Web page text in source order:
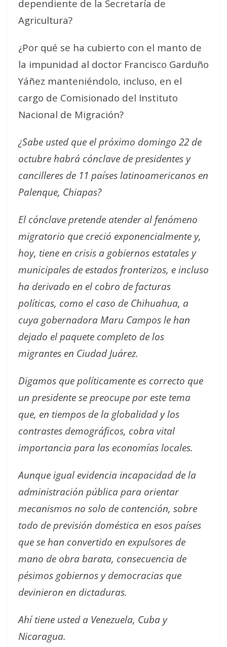
dependiente de la Secretaría de
Agricultura?
¿Por qué se ha cubierto con el manto de
la impunidad al doctor Francisco Garduño
Yáñez manteniéndolo, incluso, en el
cargo de Comisionado del Instituto
Nacional de Migración?
¿Sabe usted que el próximo domingo 22 de
octubre habrá cónclave de presidentes y
cancilleres de 11 países latinoamericanos en
Palenque, Chiapas?
El cónclave pretende atender al fenómeno
migratorio que creció exponencialmente y,
hoy, tiene en crisis a gobiernos estatales y
municipales de estados fronterizos, e incluso
ha derivado en el cobro de facturas
políticas, como el caso de Chihuahua, a
cuya gobernadora Maru Campos le han
dejado el paquete completo de los
migrantes en Ciudad Juárez.
Digamos que políticamente es correcto que
un presidente se preocupe por este tema
que, en tiempos de la globalidad y los
contrastes demográficos, cobra vital
importancia para las economías locales.
Aunque igual evidencia incapacidad de la
administración pública para orientar
mecanismos no solo de contención, sobre
todo de previsión doméstica en esos países
que se han convertido en expulsores de
mano de obra barata, consecuencia de
pésimos gobiernos y democracias que
devinieron en dictaduras.
Ahí tiene usted a Venezuela, Cuba y
Nicaragua.